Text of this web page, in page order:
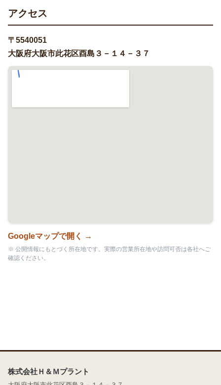
アクセス
〒5540051
大阪府大阪市此花区酉島３－１４－３７
Googleマップで開く →
※ 公開情報にもとづく所在地です。実際の営業所在地や訪問可否は各社へご
確認ください。
株式会社Ｈ＆Ｍプラント